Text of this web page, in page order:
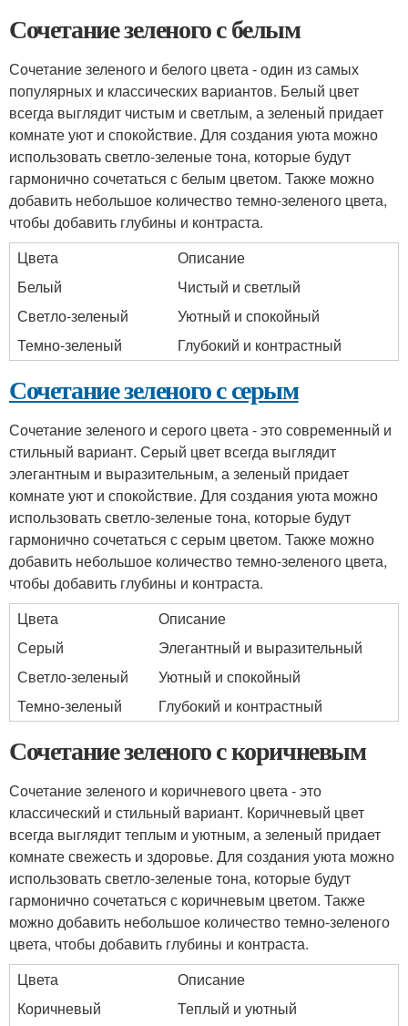
Сочетание зеленого с белым
Сочетание зеленого и белого цвета - один из самых
популярных и классических вариантов. Белый цвет
всегда выглядит чистым и светлым, а зеленый придает
комнате уют и спокойствие. Для создания уюта можно
использовать светло-зеленые тона, которые будут
гармонично сочетаться с белым цветом. Также можно
добавить небольшое количество темно-зеленого цвета,
чтобы добавить глубины и контраста.
Цвета
Описание
Белый
Чистый и светлый
Светло-зеленый
Уютный и спокойный
Темно-зеленый
Глубокий и контрастный
Сочетание зеленого с серым
Сочетание зеленого и серого цвета - это современный и
стильный вариант. Серый цвет всегда выглядит
элегантным и выразительным, а зеленый придает
комнате уют и спокойствие. Для создания уюта можно
использовать светло-зеленые тона, которые будут
гармонично сочетаться с серым цветом. Также можно
добавить небольшое количество темно-зеленого цвета,
чтобы добавить глубины и контраста.
Цвета
Описание
Серый
Элегантный и выразительный
Светло-зеленый
Уютный и спокойный
Темно-зеленый
Глубокий и контрастный
Сочетание зеленого с коричневым
Сочетание зеленого и коричневого цвета - это
классический и стильный вариант. Коричневый цвет
всегда выглядит теплым и уютным, а зеленый придает
комнате свежесть и здоровье. Для создания уюта можно
использовать светло-зеленые тона, которые будут
гармонично сочетаться с коричневым цветом. Также
можно добавить небольшое количество темно-зеленого
цвета, чтобы добавить глубины и контраста.
Цвета
Описание
Коричневый
Теплый и уютный